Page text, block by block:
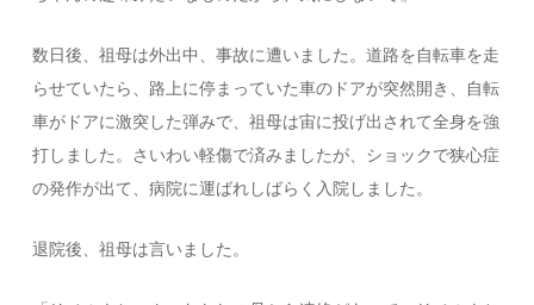
数日後、祖母は外出中、事故に遭いました。道路を自転車を走
らせていたら、路上に停まっていた車のドアが突然開き、自転
車がドアに激突した弾みで、祖母は宙に投げ出されて全身を強
打しました。さいわい軽傷で済みましたが、ショックで狭心症
の発作が出て、病院に運ばれしばらく入院しました。
退院後、祖母は言いました。